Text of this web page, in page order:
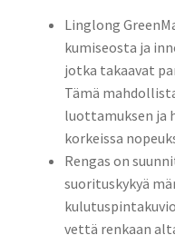
Linglong
kumiseosta ja
jotka takaavat
Tämä
luottamuksen ja
korkeissa
Rengas on
suorituskykyä
vettä renkaan